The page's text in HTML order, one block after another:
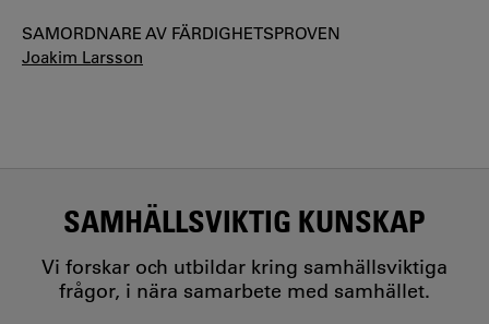
SAMORDNARE AV FÄRDIGHETSPROVEN
Joakim Larsson
SAMHÄLLSVIKTIG KUNSKAP
Vi forskar och utbildar kring samhällsviktiga
frågor, i nära samarbete med samhället.